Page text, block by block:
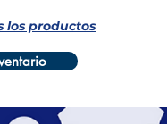
los productos